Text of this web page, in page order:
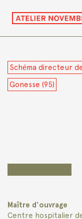
Schéma directeur
Gonesse (95)
Maître d'ouvrage
Centre hospitalier